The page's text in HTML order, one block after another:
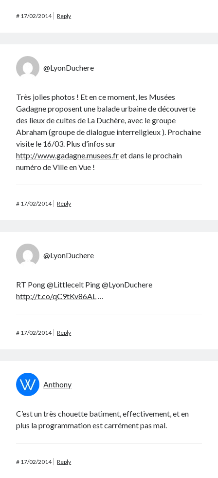
# 17/02/2014 Reply
@LyonDuchere
Très jolies photos ! Et en ce moment, les Musées
Gadagne proposent une balade urbaine de découverte
des lieux de cultes de La Duchère, avec le groupe
Abraham (groupe de dialogue interreligieux ). Prochaine
visite le 16/03. Plus d’infos sur
http://www.gadagne.musees.fret dans le prochain
numéro de Ville en Vue !
# 17/02/2014 Reply
@LyonDuchere
RT Pong @Littlecelt Ping @LyonDuchere
http://t.co/qC9tKv86AL…
# 17/02/2014 Reply
Anthony
C’est un très chouette batiment, effectivement, et en
plus la programmation est carrément pas mal.
# 17/02/2014 Reply